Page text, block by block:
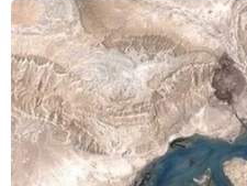
Sóc Trăng thiếu nguồn
công
06/08/2026 02:33
Sắp thu phí thêm 5 dự án
cao tốc đoạn từ Quảng